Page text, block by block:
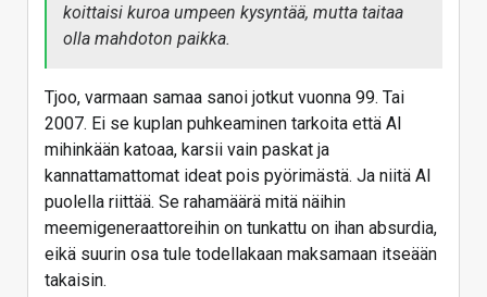
koittaisi kuroa umpeen kysyntää, mutta taitaa
olla mahdoton paikka.
Tjoo, varmaan samaa sanoi jotkut vuonna 99. Tai
2007. Ei se kuplan puhkeaminen tarkoita että AI
mihinkään katoaa, karsii vain paskat ja
kannattamattomat ideat pois pyörimästä. Ja niitä AI
puolella riittää. Se rahamäärä mitä näihin
meemigeneraattoreihin on tunkattu on ihan absurdia,
eikä suurin osa tule todellakaan maksamaan itseään
takaisin.